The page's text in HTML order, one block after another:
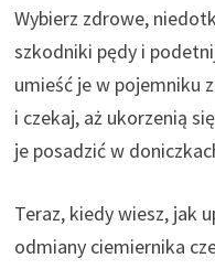
Wybierz zdrowe,
szkodniki pędy i
umieść je w pojemniku
i czekaj, aż ukorzenią
je posadzić w
Teraz, kiedy wiesz, jak
odmiany ciemiernika